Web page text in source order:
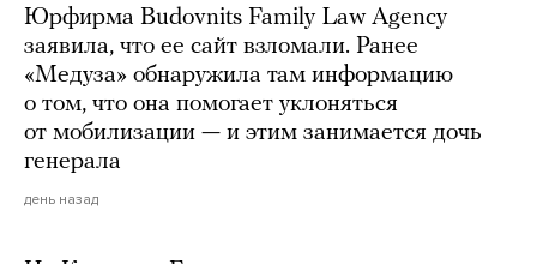
Юрфирма Budovnits Family Law Agency
заявила, что ее сайт взломали. Ранее
«Медуза» обнаружила там информацию
о том, что она помогает уклоняться
от мобилизации — и этим занимается дочь
генерала
день назад